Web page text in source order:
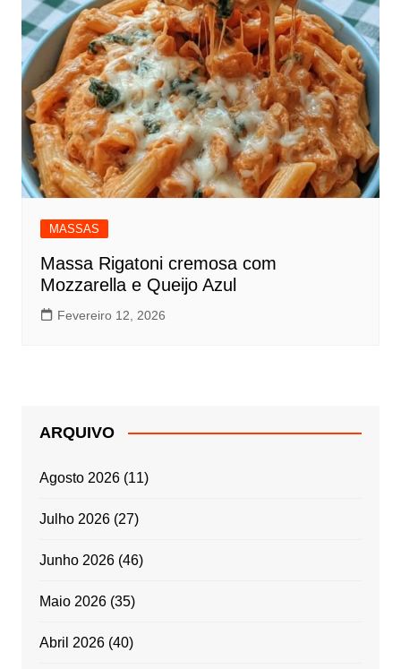
MASSAS
Massa Rigatoni cremosa com
Mozzarella e Queijo Azul
Fevereiro 12, 2026
ARQUIVO
Agosto 2026(11)
Julho 2026(27)
Junho 2026(46)
Maio 2026(35)
Abril 2026(40)